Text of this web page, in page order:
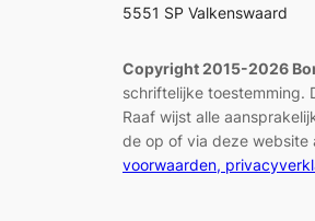
5551 SP Valkenswaard
Copyright 2015-2026
schriftelijke toestemming.
Raaf wijst alle
de op of via deze website
voorwaarden,